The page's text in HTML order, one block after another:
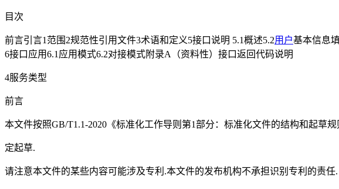
目次
前言引言1范围2规范性引用文件3术语和定义5接口说明 5.1概述5.2用户基本信息
6接口应用6.1应用模式6.2对接模式附录A（资料性）接口返回代码说明
4服务类型
前言
本文件按照GB/T1.1-2020《标准化工作导则第1部分：标准化文件的结构和起草
定起草.
请注意本文件的某些内容可能涉及专利.本文件的发布机构不承担识别专利的责任.